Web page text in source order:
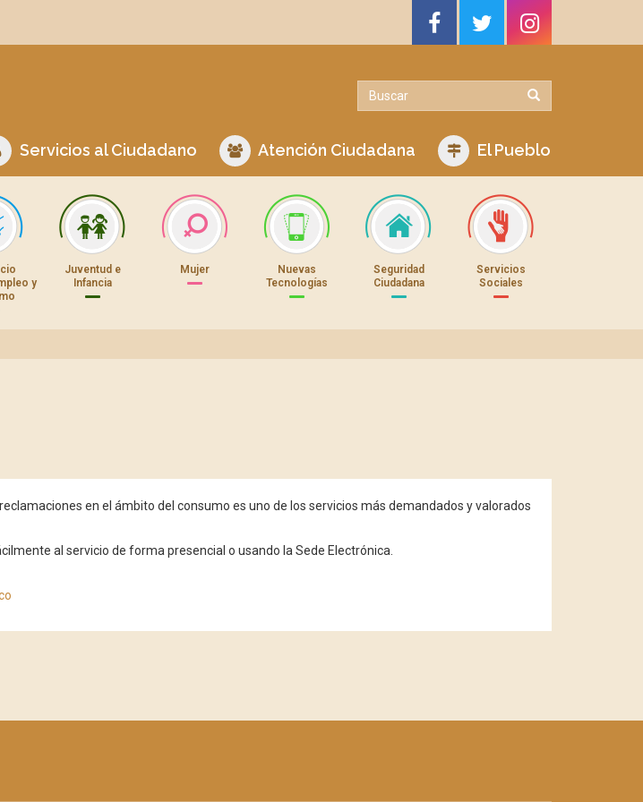
Servicios al Ciudadano Atención Ciudadana El Pueblo
y
Juventud e
Infancia
Mujer
Nuevas
Tecnologías
Seguridad
Ciudadana
Servicios
Sociales
en el ámbito del consumo es uno de los servicios más demandados y valorados
al servicio de forma presencial o usando la Sede Electrónica.